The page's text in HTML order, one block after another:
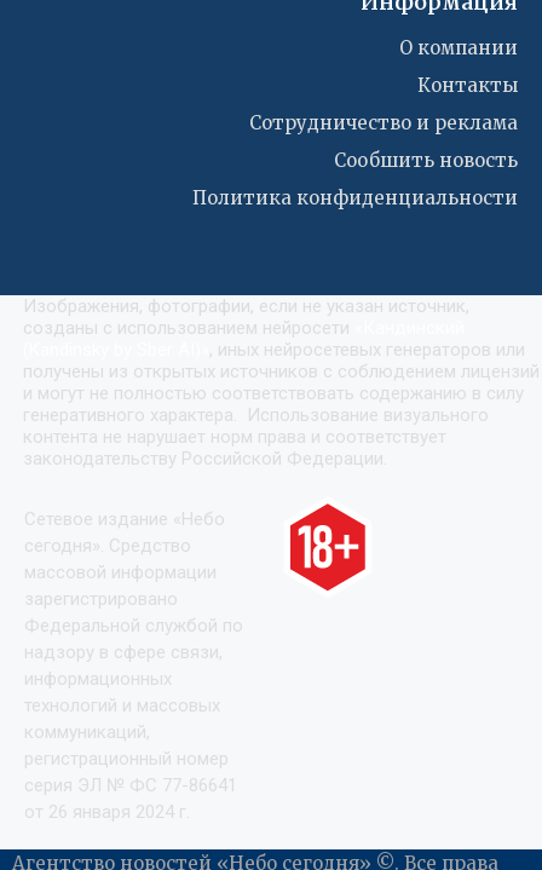
О компании
Контакты
Сотрудничество и реклама
Сообшить новость
Политика конфиденциальности
Изображения, фотографии, если не указан источник,
созданы с использованием нейросети
, иных нейросетевых генераторов или
получены из открытых источников с соблюдением лицензий
и могут не полностью соответствовать содержанию в силу
генеративного характера. Использование визуального
контента не нарушает норм права и соответствует
законодательству Российской Федерации.
Сетевое издание «Небо
сегодня». Средство
массовой информации
зарегистрировано
Федеральной службой по
надзору в сфере связи,
информационных
технологий и массовых
коммуникаций,
регистрационный номер
серия ЭЛ № ФС 77-86641
от 26 января 2024 г.
Агентство новостей «Небо сегодня» ©. Все права